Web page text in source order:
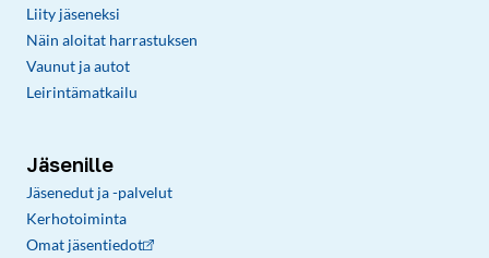
Liity jäseneksi
Näin aloitat harrastuksen
Vaunut ja autot
Leirintämatkailu
Jäsenille
Jäsenedut ja -palvelut
Kerhotoiminta
Omat jäsentiedot